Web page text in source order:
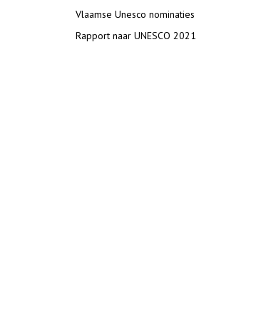
Vlaamse Unesco nominaties
Rapport naar UNESCO 2021